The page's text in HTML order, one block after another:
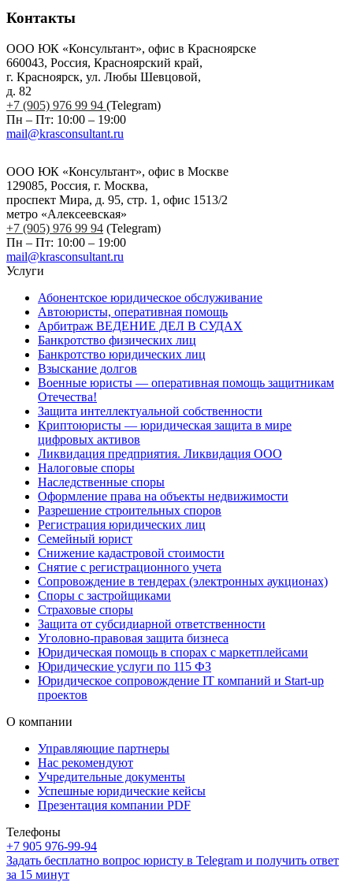
Контакты
ООО ЮК «Консультант», офис в Красноярске
660043, Россия, Красноярский край,
г. Красноярск, ул. Любы Шевцовой,
д. 82
+7 (905) 976 99 94 (Telegram)
Пн – Пт: 10:00 – 19:00
mail@krasconsultant.ru
ООО ЮК «Консультант», офис в Москве
129085, Россия, г. Москва,
проспект Мира, д. 95, стр. 1, офис 1513/2
метро «Алексеевская»
+7 (905) 976 99 94 (Telegram)
Пн – Пт: 10:00 – 19:00
mail@krasconsultant.ru
Услуги
Абонентское юридическое обслуживание
Автоюристы, оперативная помощь
Арбитраж ВЕДЕНИЕ ДЕЛ В СУДАХ
Банкротство физических лиц
Банкротство юридических лиц
Взыскание долгов
Военные юристы — оперативная помощь защитникам
Отечества!
Защита интеллектуальной собственности
Криптоюристы — юридическая защита в мире
цифровых активов
Ликвидация предприятия. Ликвидация ООО
Налоговые споры
Наследственные споры
Оформление права на объекты недвижимости
Разрешение строительных споров
Регистрация юридических лиц
Семейный юрист
Снижение кадастровой стоимости
Снятие с регистрационного учета
Сопровождение в тендерах (электронных аукционах)
Споры с застройщиками
Страховые споры
Защита от субсидиарной ответственности
Уголовно-правовая защита бизнеса
Юридическая помощь в спорах с маркетплейсами
Юридические услуги по 115 ФЗ
Юридическое сопровождение IT компаний и Start-up
проектов
О компании
Управляющие партнеры
Нас рекомендуют
Учредительные документы
Успешные юридические кейсы
Презентация компании PDF
Телефоны
+7 905 976-99-94
Задать бесплатно вопрос юристу в Telegram и получить ответ
за 15 минут